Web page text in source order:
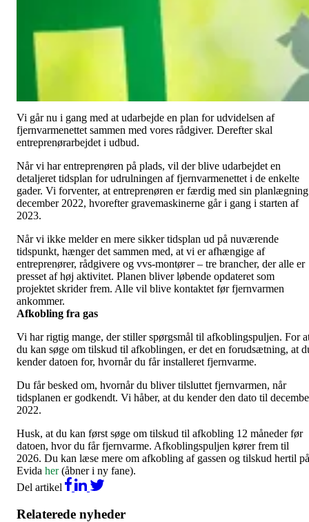
De første 300 kontrakter er nu skrevet under, og fjernvarme i
Faaborg nordvest, Strandgårdsparken og Sundbrinken er derfor
en realitet. Vi er glade for, at så mange ønsker at få fjernvarme,
det betyder, at vi nu kan sætte gang i projektet.
Vi glæder os! Der
er stadig plads til flere i fællesskabet, så husk at underskrive
aftalen – eller melde dig til fjernvarme, hvis du skal nå at være
med.
Vi går nu i gang med at udarbejde en plan for udvidelsen af
fjernvarmenettet sammen med vores rådgiver. Derefter skal
entreprenørarbejdet i udbud.
Når vi har entreprenøren på plads, vil der blive udarbejdet en
detaljeret tidsplan for udrulningen af fjernvarmenettet i de enkelte
gader. Vi forventer, at entreprenøren er færdig med sin
december 2022, hvorefter gravemaskinerne går i gang i starten af
2023.
Når vi ikke melder en mere sikker tidsplan ud på nuværende
tidspunkt, hænger det sammen med, at vi er afhængige af
entreprenører, rådgivere og vvs-montører – tre brancher, der alle er
presset af høj aktivitet. Planen bliver løbende opdateret som
projektet skrider frem. Alle vil blive kontaktet før fjernvarmen
ankommer.
Afkobling fra gas
Vi har rigtig mange, der stiller spørgsmål til afkoblingspuljen. For
du kan søge om tilskud til afkoblingen, er det en forudsætning, at
kender datoen for, hvornår du får installeret fjernvarme.
Du får besked om, hvornår du bliver tilsluttet fjernvarmen, når
tidsplanen er godkendt. Vi håber, at du kender den dato til
2022.
Husk, at du kan først søge om tilskud til afkobling 12 måneder før
datoen, hvor du får fjernvarme. Afkoblingspuljen kører frem til
2026. Du kan læse mere om afkobling af gassen og tilskud hertil på
Evida her (åbner i ny fane).
Del artikel
Relaterede nyheder